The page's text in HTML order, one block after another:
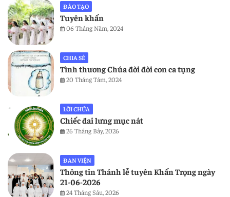
ĐÀO TẠO
Tuyên khấn
06 Tháng Năm, 2024
CHIA SẺ
Tình thương Chúa đời đời con ca tụng
20 Tháng Tám, 2024
LỜI CHÚA
Chiếc đai lưng mục nát
26 Tháng Bảy, 2026
ĐAN VIỆN
Thông tin Thánh lễ tuyên Khấn Trọng ngày
21-06-2026
24 Tháng Sáu, 2026